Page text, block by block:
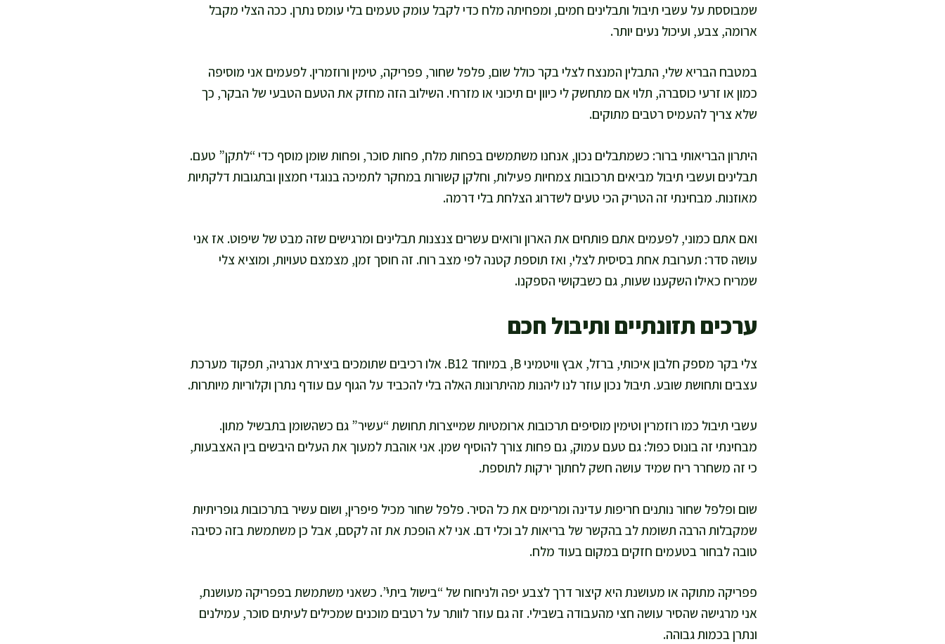
שמבוססת על עשבי תיבול ותבלינים חמים, ומפחיתה מלח כדי לקבל עומק טעמים בלי עומס נתרן. ככה הצלי מקבל
ארומה, צבע, ועיכול נעים יותר.
במטבח הבריא שלי, התבלין המנצח לצלי בקר כולל שום, פלפל שחור, פפריקה, טימין ורוזמרין. לפעמים אני מוסיפה
כמון או זרעי כוסברה, תלוי אם מתחשק לי כיוון ים תיכוני או מזרחי. השילוב הזה מחזק את הטעם הטבעי של הבקר, כך
שלא צריך להעמיס רטבים מתוקים.
היתרון הבריאותי ברור: כשמתבלים נכון, אנחנו משתמשים בפחות מלח, פחות סוכר, ופחות שומן מוסף כדי “לתקן” טעם.
תבלינים ועשבי תיבול מביאים תרכובות צמחיות פעילות, וחלקן קשורות במחקר לתמיכה בנוגדי חמצון ובתגובות דלקתיות
מאוזנות. מבחינתי זה הטריק הכי טעים לשדרוג הצלחת בלי דרמה.
ואם אתם כמוני, לפעמים אתם פותחים את הארון ורואים עשרים צנצנות תבלינים ומרגישים שזה מבט של שיפוט. אז אני
עושה סדר: תערובת אחת בסיסית לצלי, ואז תוספת קטנה לפי מצב רוח. זה חוסך זמן, מצמצם טעויות, ומוציא צלי
שמריח כאילו השקענו שעות, גם כשבקושי הספקנו.
ערכים תזונתיים ותיבול חכם
צלי בקר מספק חלבון איכותי, ברזל, אבץ וויטמיני B, במיוחד B12. אלו רכיבים שתומכים ביצירת אנרגיה, תפקוד מערכת
עצבים ותחושת שובע. תיבול נכון עוזר לנו ליהנות מהיתרונות האלה בלי להכביד על הגוף עם עודף נתרן וקלוריות מיותרות.
עשבי תיבול כמו רוזמרין וטימין מוסיפים תרכובות ארומטיות שמייצרות תחושת “עשיר” גם כשהשומן בתבשיל מתון.
מבחינתי זה בונוס כפול: גם טעם עמוק, גם פחות צורך להוסיף שמן. אני אוהבת למעוך את העלים היבשים בין האצבעות,
כי זה משחרר ריח שמיד עושה חשק לחתוך ירקות לתוספת.
שום ופלפל שחור נותנים חריפות עדינה ומרימים את כל הסיר. פלפל שחור מכיל פיפרין, ושום עשיר בתרכובות גופריתיות
שמקבלות הרבה תשומת לב בהקשר של בריאות לב וכלי דם. אני לא הופכת את זה לקסם, אבל כן משתמשת בזה כסיבה
טובה לבחור בטעמים חזקים במקום בעוד מלח.
פפריקה מתוקה או מעושנת היא קיצור דרך לצבע יפה ולניחוח של “בישול ביתי”. כשאני משתמשת בפפריקה מעושנת,
אני מרגישה שהסיר עושה חצי מהעבודה בשבילי. זה גם עוזר לוותר על רטבים מוכנים שמכילים לעיתים סוכר, עמילנים
ונתרן בכמות גבוהה.